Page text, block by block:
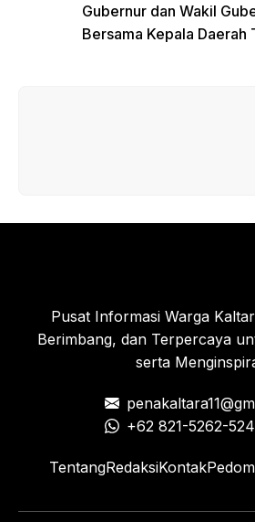
Gubernur dan Wakil
Bersama Kepala Daerah
Pusat Informasi Warga
Berimbang, dan Terpercaya
serta
+62 821-5262-
TentangRedaksiKontak